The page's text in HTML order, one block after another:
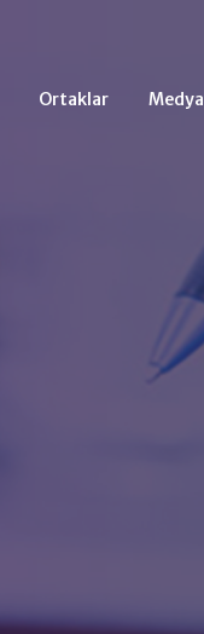
Ortaklar Medya